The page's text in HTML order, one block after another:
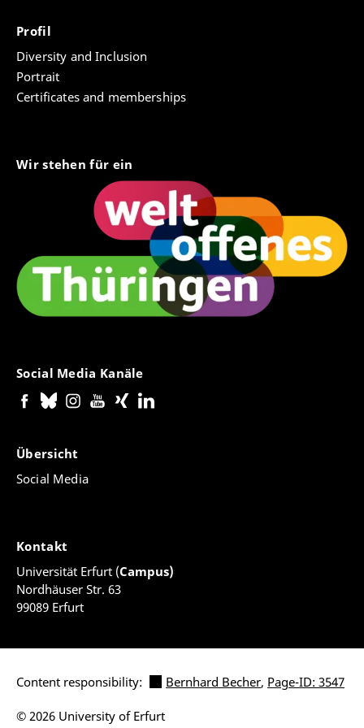
2.3.14-1|
Ordnung für die Deutsche Sprachprüfung
für den Hochschulzugang an der Universität
Erfurt (DSH) vom 15. November 2012
Profil
Diversity and Inclusion
Portrait
Certificates and memberships
Wir stehen für ein
Social Media Kanäle
Übersicht
Social Media
Kontakt
Universität Erfurt (Campus)
Nordhäuser Str. 63
99089 Erfurt
Content responsibility: Bernhard Becher, Page-ID: 3547
© 2026 University of Erfurt